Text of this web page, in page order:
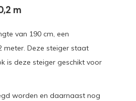
m
van 190 cm, een
meter. Deze steiger staat
is deze steiger geschikt voor
worden en daarnaast nog